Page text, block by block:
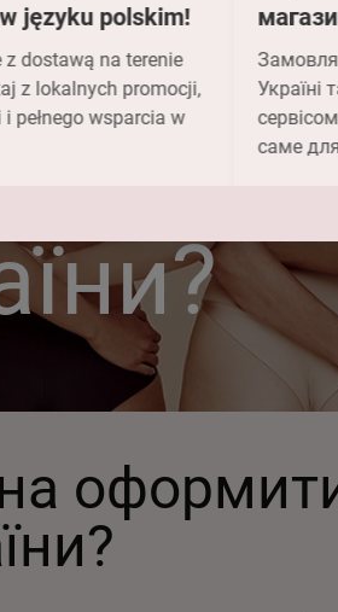
języku polskim!
dostawą na terenie
z lokalnych promocji,
i pełnego wsparcia w
Україні
саме
в